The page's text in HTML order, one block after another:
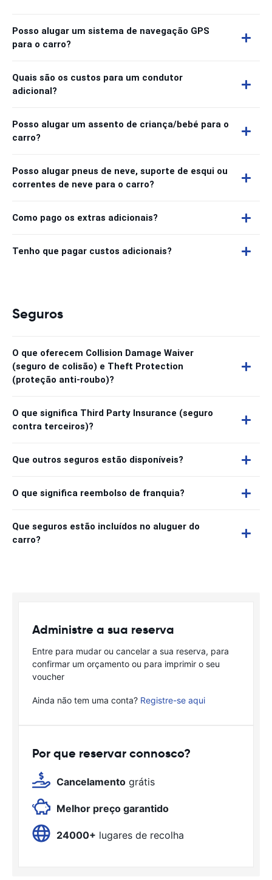
Posso alugar um sistema de navegação GPS
para o carro?
Quais são os custos para um condutor
adicional?
Posso alugar um assento de criança/bebé para o
carro?
Posso alugar pneus de neve, suporte de esqui ou
correntes de neve para o carro?
Como pago os extras adicionais?
Tenho que pagar custos adicionais?
Seguros
O que oferecem Collision Damage Waiver
(seguro de colisão) e Theft Protection
(proteção anti-roubo)?
O que significa Third Party Insurance (seguro
contra terceiros)?
Que outros seguros estão disponíveis?
O que significa reembolso de franquia?
Que seguros estão incluídos no aluguer do
carro?
Administre a sua reserva
Entre para mudar ou cancelar a sua reserva, para
confirmar um orçamento ou para imprimir o seu
voucher
Ainda não tem uma conta? Registre-se aqui
Por que reservar connosco?
Cancelamento grátis
Melhor preço garantido
24000+ lugares de recolha